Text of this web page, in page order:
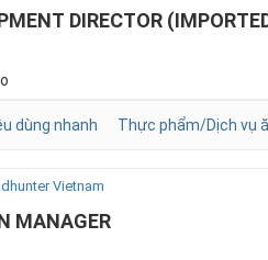
DIRECTOR
dùng nhanh Thực phẩm/Dịch vụ
Vietnam
MANAGER